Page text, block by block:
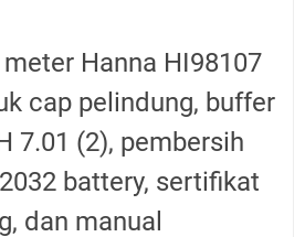
Hanna HI98107
cap pelindung, buffer
7.01 (2), pembersih
battery, sertifikat
dan manual